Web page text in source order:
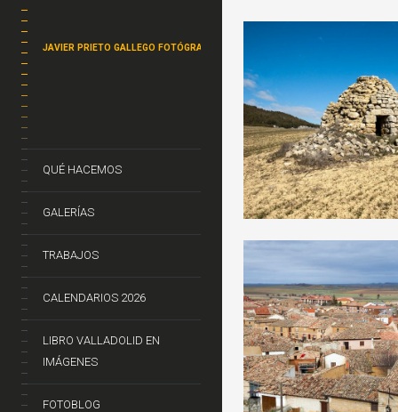
JAVIER PRIETO GALLEGO FOTÓGRAFO
QUÉ HACEMOS
GALERÍAS
TRABAJOS
CALENDARIOS 2026
LIBRO VALLADOLID EN
IMÁGENES
FOTOBLOG